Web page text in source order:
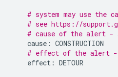
# system may use the
# see https://
# cause of the alert -
cause : CONSTRUCTION
# effect of the alert -
effect : DETOUR